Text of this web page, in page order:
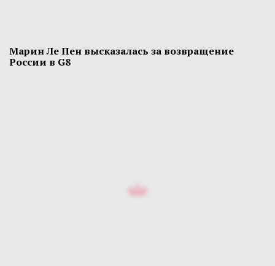
Марин Ле Пен высказалась за возвращение
России в G8